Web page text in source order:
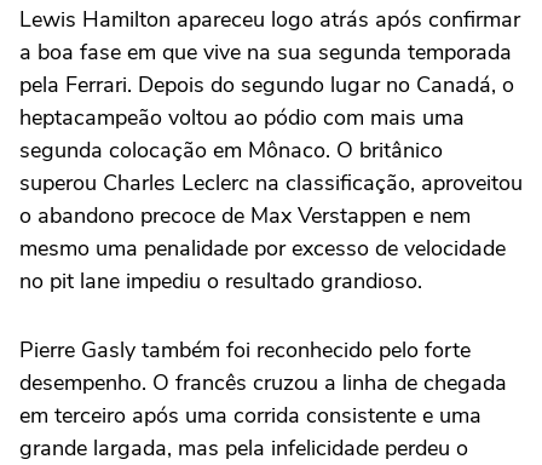
Lewis Hamilton apareceu logo atrás após confirmar
a boa fase em que vive na sua segunda temporada
pela Ferrari. Depois do segundo lugar no Canadá, o
heptacampeão voltou ao pódio com mais uma
segunda colocação em Mônaco. O britânico
superou Charles Leclerc na classificação, aproveitou
o abandono precoce de Max Verstappen e nem
mesmo uma penalidade por excesso de velocidade
no pit lane impediu o resultado grandioso.
Pierre Gasly também foi reconhecido pelo forte
desempenho. O francês cruzou a linha de chegada
em terceiro após uma corrida consistente e uma
grande largada, mas pela infelicidade perdeu o